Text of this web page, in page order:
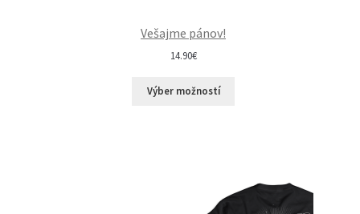
Vešajme pánov!
14.90€
Výber možností